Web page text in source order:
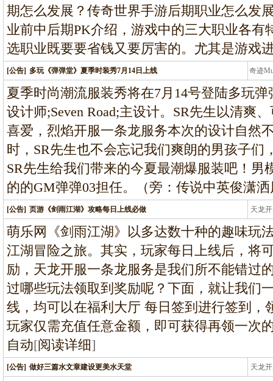
期怎么发展？传奇世界手游后期职业怎么发
业前中后期PK介绍，游戏中的三大职业各有
选职业既要要省钱又要厉害的。尤其是游戏
[公告] 多玩《弹弹堂》夏季时装秀7月14日上线 奇迹
条
夏季时尚潮流服装秀将在7月14号登陆多玩
设计师;Seven Road;主设计。SR先生以清爽
喜爱，烈焰开服一条龙服务本次的设计自然
时，SR先生也不会忘记我们爽朗的男孩子们
SR先生给我们带来的今夏最潮爆服装吧！男
的的GM弹弹03担任。（旁：传说中英俊潇
[公告] 页游《剑雨江湖》攻略每日上线必做 天龙
龙
萌乐网《剑雨江湖》以多达数十种的趣味玩
江湖冒险之旅。其实，玩家每日上线后，将
励，天龙开服一条龙服务是我们所不能错过
过哪些玩法领取到奖励呢？下面，就让我们
线，均可以在福利大厅 每日签到进行签到，
玩家仅需充值任意金额，即可获得再领一次
自动[阅读详细]
[公告] 做好三篇水文章建设更美水天堂 天龙